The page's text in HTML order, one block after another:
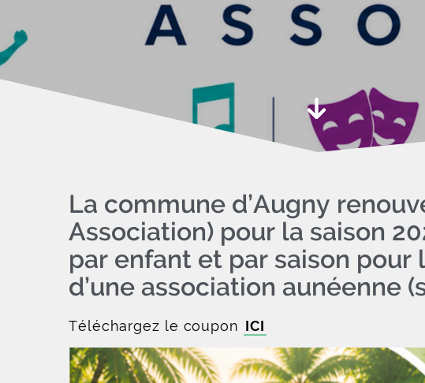
Aller au
La commune d’Augny
Association) pour la saison
par enfant et par saison
d’une association aunéenne
Téléchargez le coupon ICI